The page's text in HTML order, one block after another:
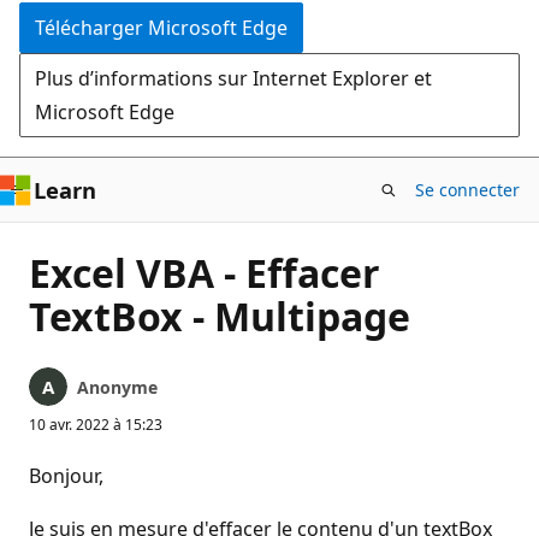
Télécharger Microsoft Edge
Plus d’informations sur Internet Explorer et
Microsoft Edge
Learn Se connecter
Excel VBA - Effacer
TextBox - Multipage
Anonyme
10 avr. 2022 à 15:23
Bonjour,
Je suis en mesure d'effacer le contenu d'un textBox